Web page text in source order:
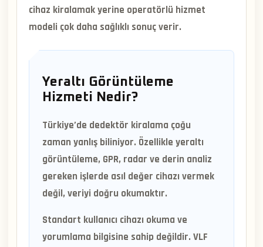
cihaz kiralamak yerine operatörlü hizmet
modeli çok daha sağlıklı sonuç verir.
Yeraltı Görüntüleme
Hizmeti Nedir?
Türkiye’de dedektör kiralama çoğu
zaman yanlış biliniyor. Özellikle yeraltı
görüntüleme, GPR, radar ve derin analiz
gereken işlerde asıl değer cihazı vermek
değil, veriyi doğru okumaktır.
Standart kullanıcı cihazı okuma ve
yorumlama bilgisine sahip değildir. VLF